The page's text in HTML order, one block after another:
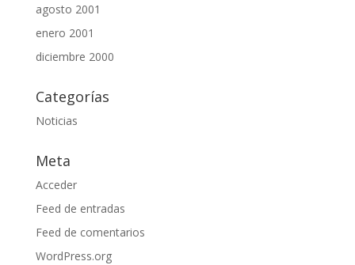
agosto 2001
enero 2001
diciembre 2000
Categorías
Noticias
Meta
Acceder
Feed de entradas
Feed de comentarios
WordPress.org